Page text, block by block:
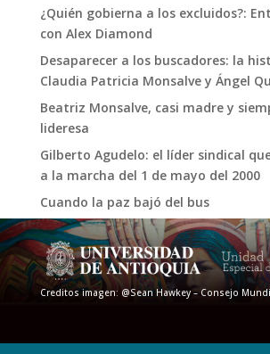
¿Quién gobierna a los excluidos?:
con Alex Diamond
Desaparecer a los buscadores: la
Claudia Patricia Monsalve y Ángel
Beatriz Monsalve, casi madre y
lideresa
Gilberto Agudelo: el líder sindical
a la marcha del 1 de mayo del 2000
Cuando la paz bajó del bus
Creditos imagen: @Sean Hawkey – Consejo